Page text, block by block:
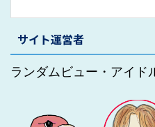
サイト運営者
ランダムビュー・アイド